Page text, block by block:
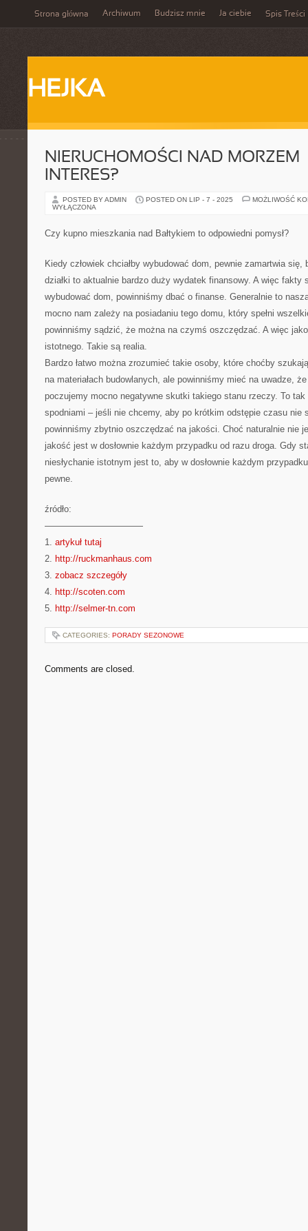
Strona główna Archiwum Budzisz mnie Ja ciebie Spis Treści
HEJKA
NIERUCHOMOŚCI NAD MORZEM
INTERES?
POSTED BY ADMIN POSTED ON LIP - 7 - 2025
MOŻLIWOŚĆ
WYŁĄCZONA
Czy kupno mieszkania nad Bałtykiem to odpowiedni pomysł?
Kiedy człowiek chciałby wybudować dom, pewnie zamartwia
działki to aktualnie bardzo duży wydatek finansowy. A więc
wybudować dom, powinniśmy dbać o finanse. Generalnie to
mocno nam zależy na posiadaniu tego domu, który spełni
powinniśmy sądzić, że można na czymś oszczędzać. A więc
istotnego. Takie są realia.
Bardzo łatwo można zrozumieć takie osoby, które choćby
na materiałach budowlanych, ale powinniśmy mieć na uwadze,
poczujemy mocno negatywne skutki takiego stanu rzeczy. To tak
spodniami – jeśli nie chcemy, aby po krótkim odstępie czasu nie
powinniśmy zbytnio oszczędzać na jakości. Choć naturalnie nie
jakość jest w dosłownie każdym przypadku od razu droga. Gdy
niesłychanie istotnym jest to, aby w dosłownie każdym
pewne.
źródło:
———————————
1. artykuł tutaj
2. http://ruckmanhaus.com
3. zobacz szczegóły
4. http://scoten.com
5. http://selmer-tn.com
CATEGORIES: PORADY SEZONOWE
Comments are closed.